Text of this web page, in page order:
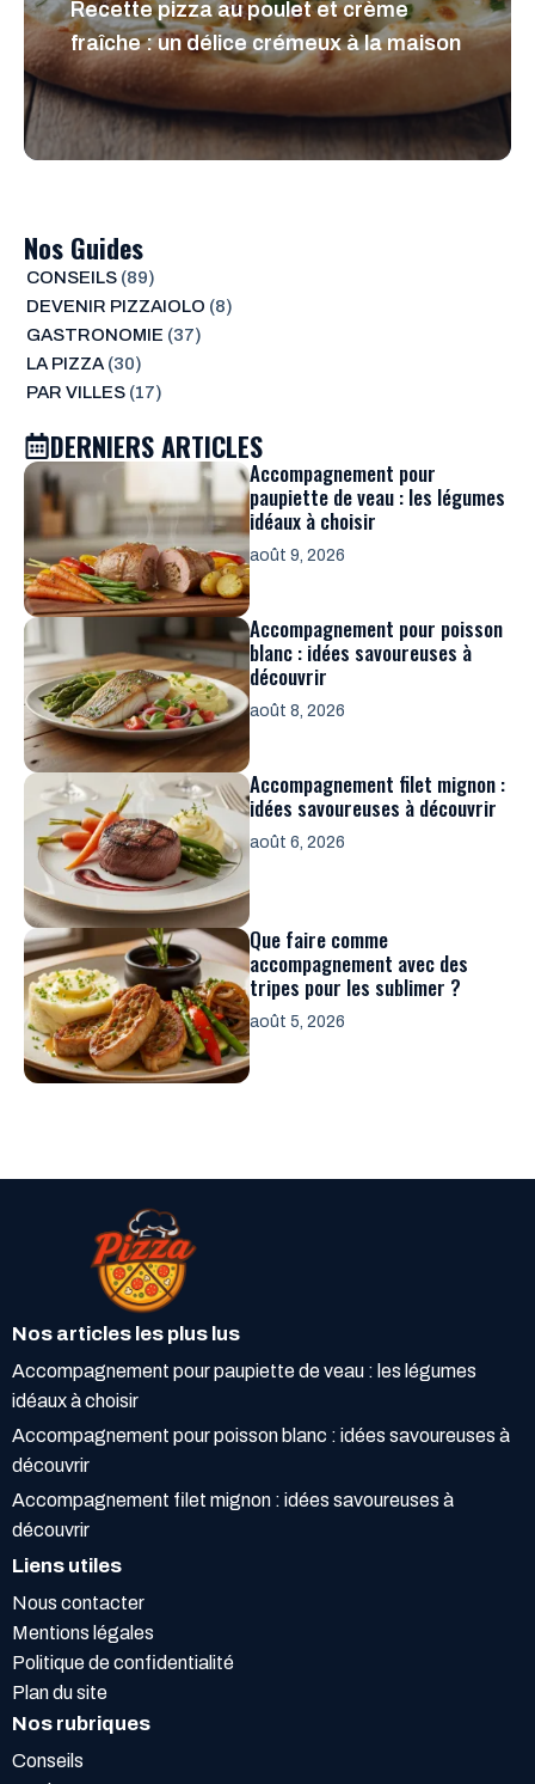
Recette pizza au poulet et crème
fraîche : un délice crémeux à la maison
Nos Guides
CONSEILS(89)
DEVENIR PIZZAIOLO (8)
GASTRONOMIE (37)
LA PIZZA(30)
PAR VILLES(17)
DERNIERS ARTICLES
Accompagnement pour
paupiette de veau : les légumes
idéaux à choisir
août 9, 2026
Accompagnement pour poisson
blanc : idées savoureuses à
découvrir
août 8, 2026
Accompagnement filet mignon :
idées savoureuses à découvrir
août 6, 2026
Que faire comme
accompagnement avec des
tripes pour les sublimer ?
août 5, 2026
Nos articles les plus lus
Accompagnement pour paupiette de veau : les légumes
idéaux à choisir
Accompagnement pour poisson blanc : idées savoureuses à
découvrir
Accompagnement filet mignon : idées savoureuses à
découvrir
Liens utiles
Nous contacter
Mentions légales
Politique de confidentialité
Plan du site
Nos rubriques
Conseils